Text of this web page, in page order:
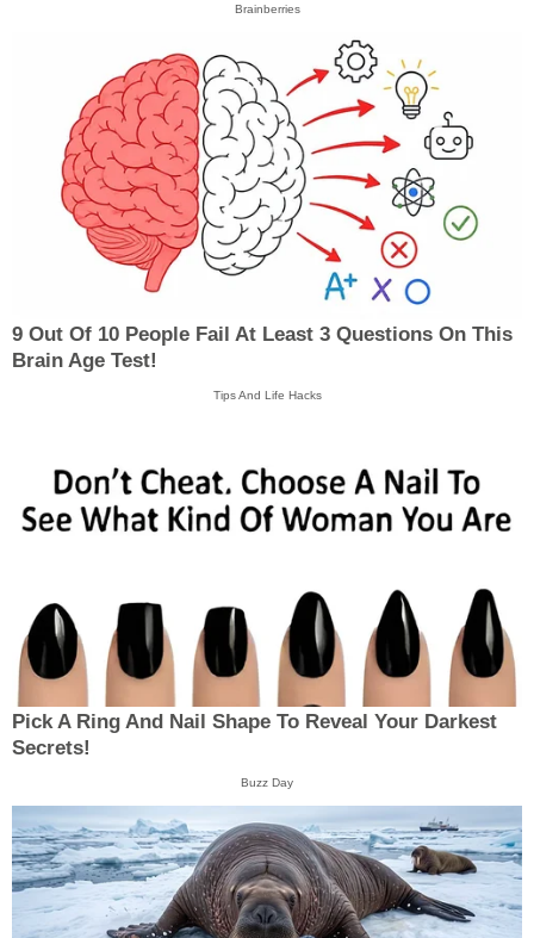
Brainberries
9 Out Of 10 People Fail At Least 3 Questions On This
Brain Age Test!
Tips And Life Hacks
Pick A Ring And Nail Shape To Reveal Your Darkest
Secrets!
Buzz Day